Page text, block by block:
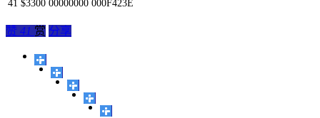
41 $3300 00000000 000F423E
赞 41 赏 分享